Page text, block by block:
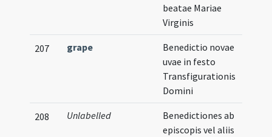
beatae Mariae
Virginis
207 grape
Benedictio novae
uvae in festo
Transfigurationis
Domini
208 Unlabelled
Benedictiones ab
episcopis vel aliis